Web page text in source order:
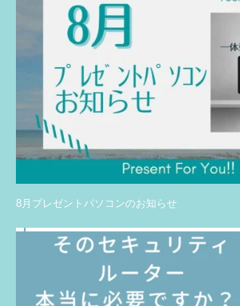
8月プレゼントパソコンのお知らせ